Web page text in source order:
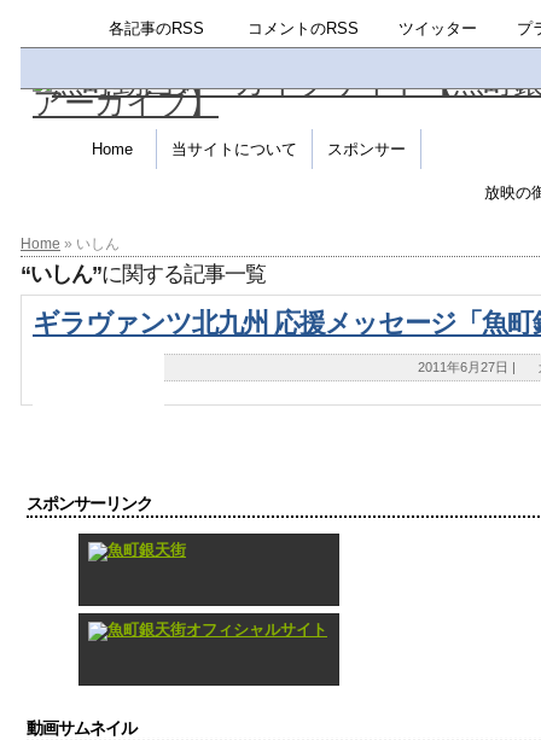
各記事のRSS コメントのRSS ツイッター プ
Home 当サイトについて スポンサー
放映の
Home » いしん
“いしん”に関する記事一覧
ギラヴァンツ北九州 応援メッセージ「魚町
2011年6月27日 |
スポンサーリンク
動画サムネイル